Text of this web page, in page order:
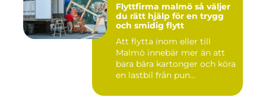
Flyttfirma malmö så väljer
du rätt hjälp för en trygg
och smidig flytt
Att flytta inom eller till
Malmö innebär mer än att
bara bära kartonger och köra
en lastbil från pun...